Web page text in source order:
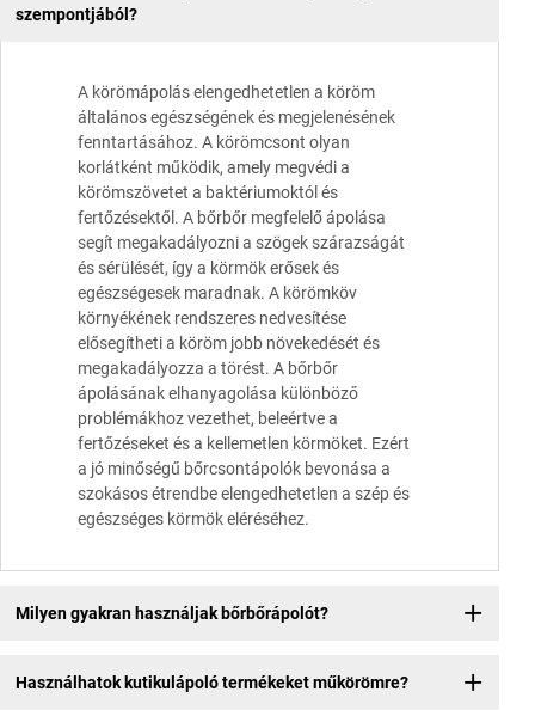
szempontjából?
A körömápolás elengedhetetlen a köröm
általános egészségének és megjelenésének
fenntartásához. A körömcsont olyan
korlátként működik, amely megvédi a
körömszövetet a baktériumoktól és
fertőzésektől. A bőrbőr megfelelő ápolása
segít megakadályozni a szögek szárazságát
és sérülését, így a körmök erősek és
egészségesek maradnak. A körömköv
környékének rendszeres nedvesítése
elősegítheti a köröm jobb növekedését és
megakadályozza a törést. A bőrbőr
ápolásának elhanyagolása különböző
problémákhoz vezethet, beleértve a
fertőzéseket és a kellemetlen körmöket. Ezért
a jó minőségű bőrcsontápolók bevonása a
szokásos étrendbe elengedhetetlen a szép és
egészséges körmök eléréséhez.
Milyen gyakran használjak bőrbőrápolót?
Használhatok kutikulápoló termékeket műkörömre?